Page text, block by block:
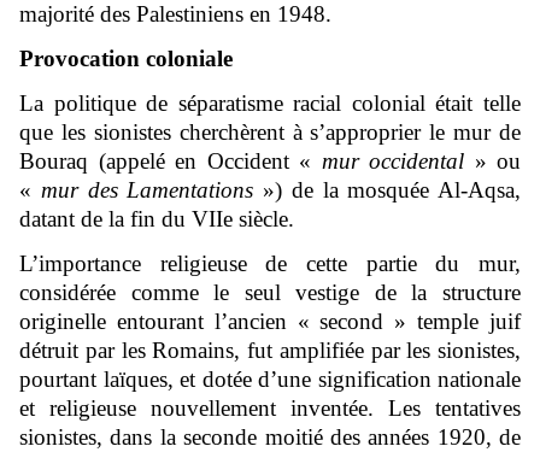
majorité des Palestiniens en 1948.
Provocation coloniale
La politique de séparatisme racial colonial était telle
que les sionistes cherchèrent à s’approprier le mur de
Bouraq (appelé en Occident « mur occidental » ou
« mur des Lamentations ») de la mosquée Al-Aqsa,
datant de la fin du VIIe siècle.
L’importance religieuse de cette partie du mur,
considérée comme le seul vestige de la structure
originelle entourant l’ancien « second » temple juif
détruit par les Romains, fut amplifiée par les sionistes,
pourtant laïques, et dotée d’une signification nationale
et religieuse nouvellement inventée. Les tentatives
sionistes, dans la seconde moitié des années 1920, de